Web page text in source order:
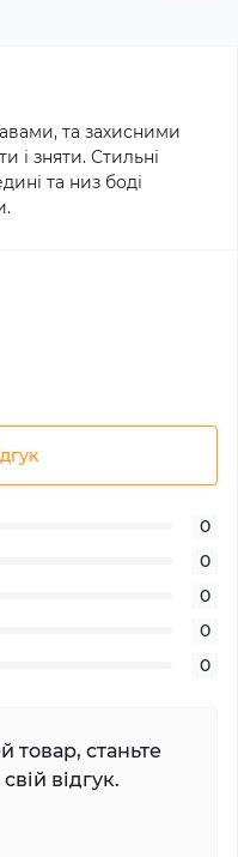
та захисними
і зняти. Стильні
та низ боді
0
0
0
0
0
товар, станьте
відгук.